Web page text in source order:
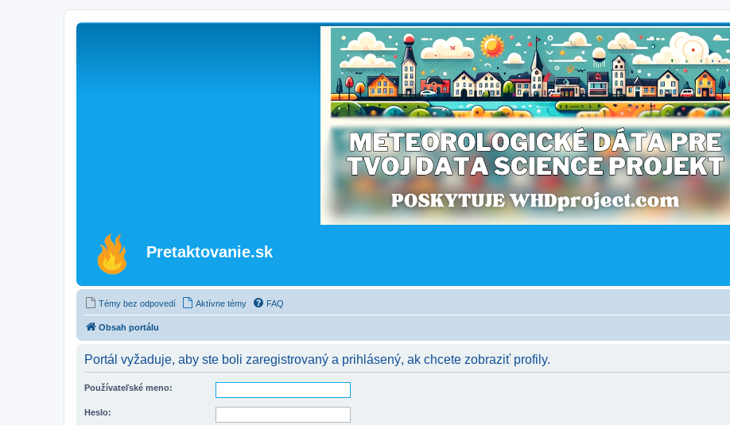
Pretaktovanie.sk
Témy bez odpovedí Aktívne témy FAQ
Obsah portálu
Portál vyžaduje, aby ste boli zaregistrovaný a prihlásený, ak chcete zobraziť profily.
Používateľské meno:
Heslo: